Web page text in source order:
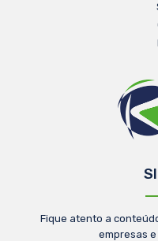
Fique atento a
empresas